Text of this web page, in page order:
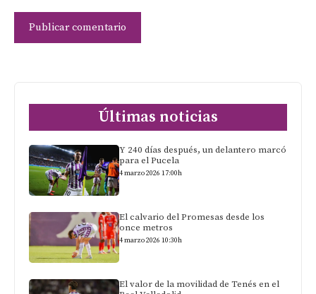
Últimas noticias
Y 240 días después, un delantero marcó
para el Pucela
4 marzo 2026 17:00h
El calvario del Promesas desde los
once metros
4 marzo 2026 10:30h
El valor de la movilidad de Tenés en el